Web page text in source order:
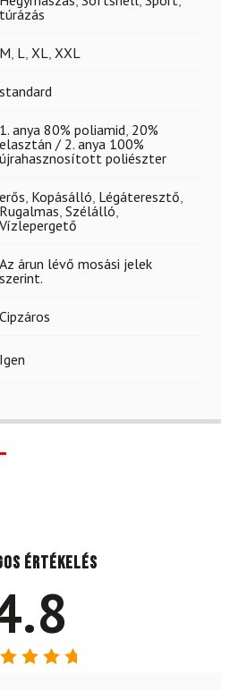
túrázás
M, L, XL, XXL
standard
1. anya 80% poliamid, 20%
elasztán / 2. anya 100%
újrahasznosított poliészter
erős, Kopásálló, Légáteresztő,
Rugalmas, Szélálló,
Vízlepergető
Az árun lévő mosási jelek
szerint.
Cipzáros
Igen
értékelés